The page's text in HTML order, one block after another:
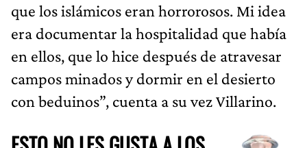
que los islámicos eran horrorosos. Mi idea
era documentar la hospitalidad que había
en ellos, que lo hice después de atravesar
campos minados y dormir en el desierto
con beduinos”, cuenta a su vez Villarino.